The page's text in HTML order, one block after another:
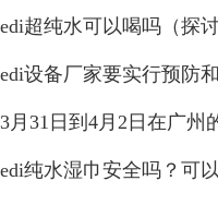
edi超纯水可以喝吗（探
edi设备厂家要实行预防
3月31日到4月2日在广州
edi纯水湿巾安全吗？可